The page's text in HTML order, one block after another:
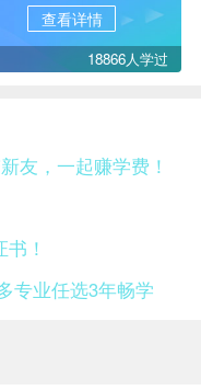
查看详情
18866人学过
友，一起赚学费！
！
专业任选3年畅学